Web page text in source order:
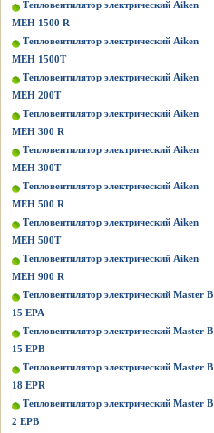
Тепловентилятор электрический Aiken
MEH 1500 R
Тепловентилятор электрический Aiken
MEH 1500T
Тепловентилятор электрический Aiken
MEH 200T
Тепловентилятор электрический Aiken
MEH 300 R
Тепловентилятор электрический Aiken
MEH 300T
Тепловентилятор электрический Aiken
MEH 500 R
Тепловентилятор электрический Aiken
MEH 500T
Тепловентилятор электрический Aiken
MEH 900 R
Тепловентилятор электрический Master B
15 EPA
Тепловентилятор электрический Master B
15 EPB
Тепловентилятор электрический Master B
18 EPR
Тепловентилятор электрический Master B
2 EPB